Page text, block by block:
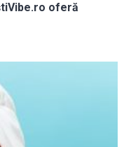
oferă